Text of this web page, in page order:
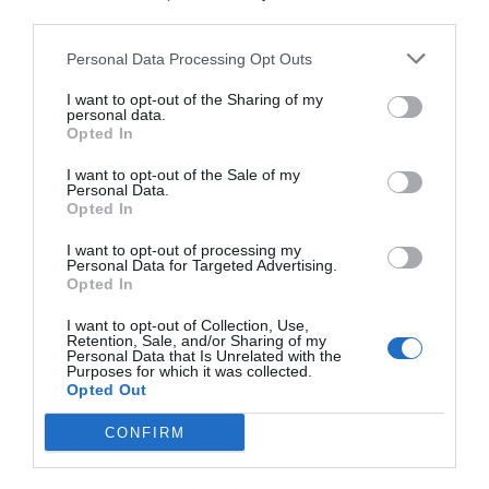
Personal Data Processing Opt Outs
I want to opt-out of the Sharing of my
personal data.
Opted In
I want to opt-out of the Sale of my
Personal Data.
Opted In
I want to opt-out of processing my
Personal Data for Targeted Advertising.
Opted In
I want to opt-out of Collection, Use,
Retention, Sale, and/or Sharing of my
Personal Data that Is Unrelated with the
Purposes for which it was collected.
Opted Out
CONFIRM
s'ha posicionat com el programa d'innovació
oberta més gran per al sector agroalimentari a
Espanya. Durant tres mesos, s'ha ajudat a les
desenvolupar-se i escalar el seu
technological
readiness level
sobre els quals gira el programa AgroBank Tech
Digital INNovation, cal destacar la col·laboració
público-privada i el desenvolupament tecnològic,
dos dels objectius que vol implantar aquest
ecosistema mitjançant l'ús de la IA, la
biotecnologia, el
AgroBank Tech ha desenvolupat